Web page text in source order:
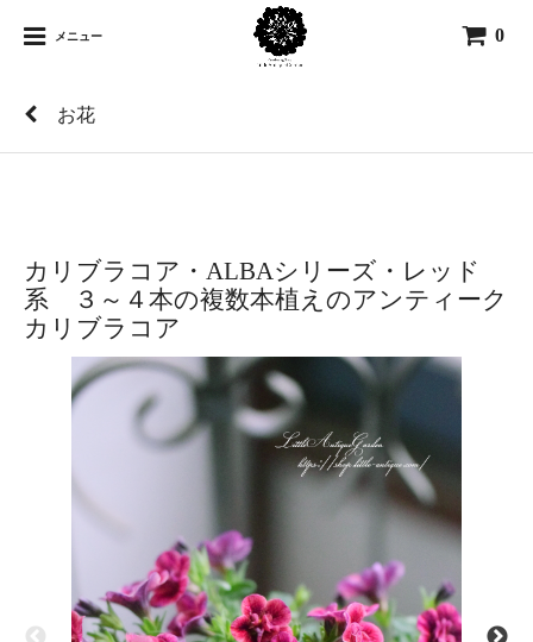
メニュー 0
お花
カリブラコア・ALBAシリーズ・レッド
系 ３～４本の複数本植えのアンティーク
カリブラコア